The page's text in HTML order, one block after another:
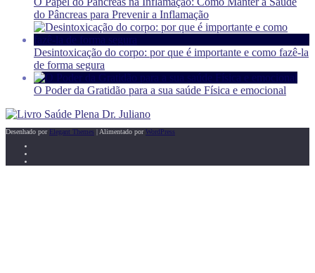
do Pâncreas para Prevenir a Inflamação
Desintoxicação do corpo: por que é importante e como fazê-la
de forma segura
O Poder da Gratidão para a sua saúde Física e emocional
Desenhado por Elegant Themes | Alimentado porWordPress